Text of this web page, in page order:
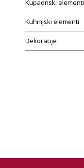
Kupaonski elementi
Kuhinjski elementi
Dekoracije